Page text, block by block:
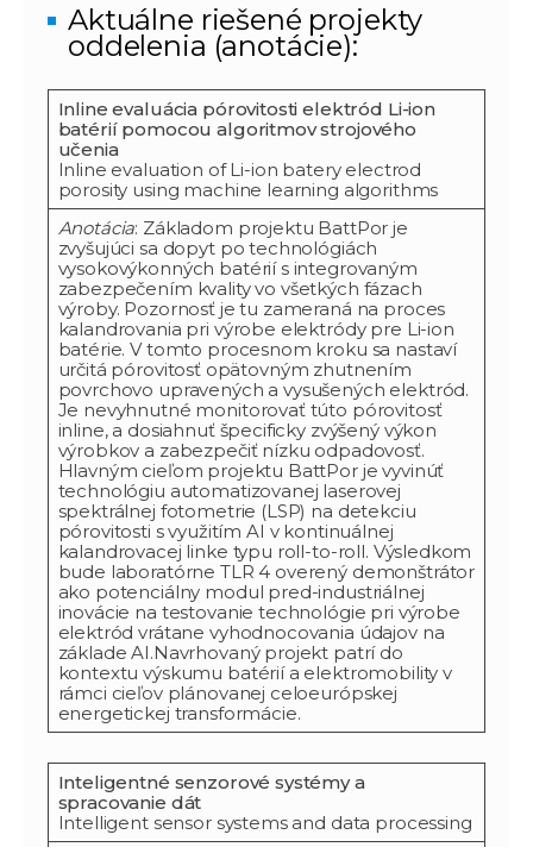
Aktuálne riešené projekty
oddelenia (anotácie):
Inline evaluácia pórovitosti elektród Li-ion
batérií pomocou algoritmov strojového
učenia
Inline evaluation of Li-ion batery electrod
porosity using machine learning algorithms
Anotácia: Základom projektu BattPor je
zvyšujúci sa dopyt po technológiách
vysokovýkonných batérií s integrovaným
zabezpečením kvality vo všetkých fázach
výroby. Pozornosť je tu zameraná na proces
kalandrovania pri výrobe elektródy pre Li-ion
batérie. V tomto procesnom kroku sa nastaví
určitá pórovitosť opätovným zhutnením
povrchovo upravených a vysušených elektród.
Je nevyhnutné monitorovať túto pórovitosť
inline, a dosiahnuť špecificky zvýšený výkon
výrobkov a zabezpečiť nízku odpadovosť.
Hlavným cieľom projektu BattPor je vyvinúť
technológiu automatizovanej laserovej
spektrálnej fotometrie (LSP) na detekciu
pórovitosti s využitím AI v kontinuálnej
kalandrovacej linke typu roll-to-roll. Výsledkom
bude laboratórne TLR 4 overený demonštrátor
ako potenciálny modul pred-industriálnej
inovácie na testovanie technológie pri výrobe
elektród vrátane vyhodnocovania údajov na
základe AI.Navrhovaný projekt patrí do
kontextu výskumu batérií a elektromobility v
rámci cieľov plánovanej celoeurópskej
energetickej transformácie.
Inteligentné senzorové systémy a
spracovanie dát
Intelligent sensor systems and data processing